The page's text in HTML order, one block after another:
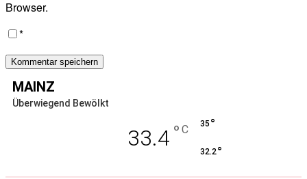
Browser.
*
MAINZ
Überwiegend Bewölkt
33.4 ° C 35 °
32.2°